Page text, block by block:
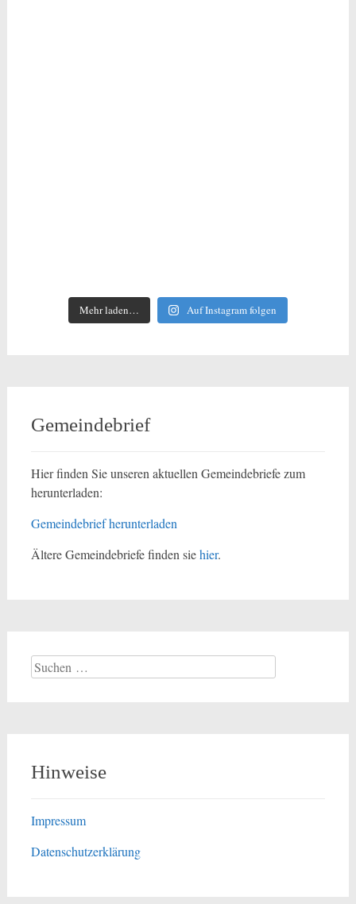
Mehr laden… Auf Instagram folgen
Gemeindebrief
Hier finden Sie unseren aktuellen Gemeindebriefe zum
herunterladen:
Gemeindebrief herunterladen
Ältere Gemeindebriefe finden siehier.
Suchen
nach:
Hinweise
Impressum
Datenschutzerklärung